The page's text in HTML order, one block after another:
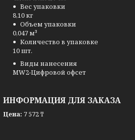
Вес упаковки
8,10 кг
Объем упаковки
0,047 м³
Количество в упаковке
10 шт.
Виды нанесения
MW2-Цифровой офсет
ИНФОРМАЦИЯ ДЛЯ ЗАКАЗА
Цена: 7 572 ₸